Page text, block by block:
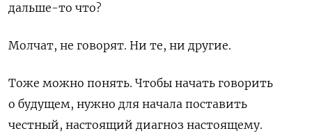
дальше-то что?
Молчат, не говорят. Ни те, ни другие.
Тоже можно понять. Чтобы начать говорить
о будущем, нужно для начала поставить
честный, настоящий диагноз настоящему.